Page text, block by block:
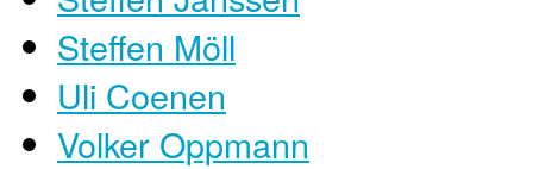
Steffen Möll
Uli Coenen
Volker Oppmann